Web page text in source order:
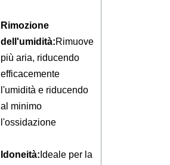
Rimozione
dell'umidità:Rimuove
più aria, riducendo
efficacemente
l'umidità e riducendo
al minimo
l'ossidazione
Idoneità: Ideale per la